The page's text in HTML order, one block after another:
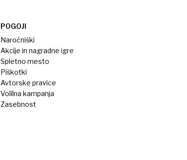
POGOJI
Naročniški
Akcije in nagradne igre
Spletno mesto
Piškotki
Avtorske pravice
Volilna kampanja
Zasebnost